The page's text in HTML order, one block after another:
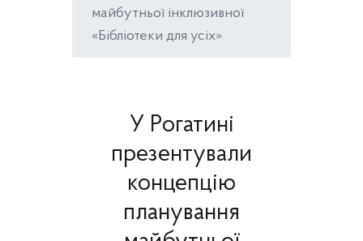
майбутньої інклюзивної
«Бібліотеки для усіх»
У Рогатині
презентували
концепцію
планування